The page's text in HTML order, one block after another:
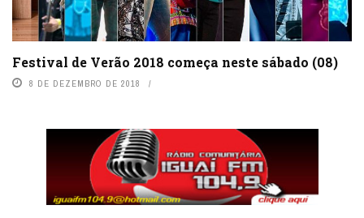
Festival de Verão 2018 começa neste sábado (08)
8 DE DEZEMBRO DE 2018